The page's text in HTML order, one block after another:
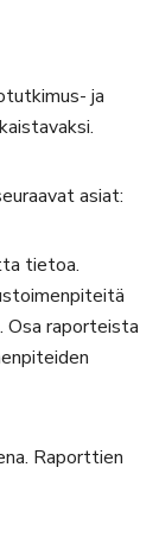
ja
asiat:
tietoa.
Osa raporteista
Raporttien